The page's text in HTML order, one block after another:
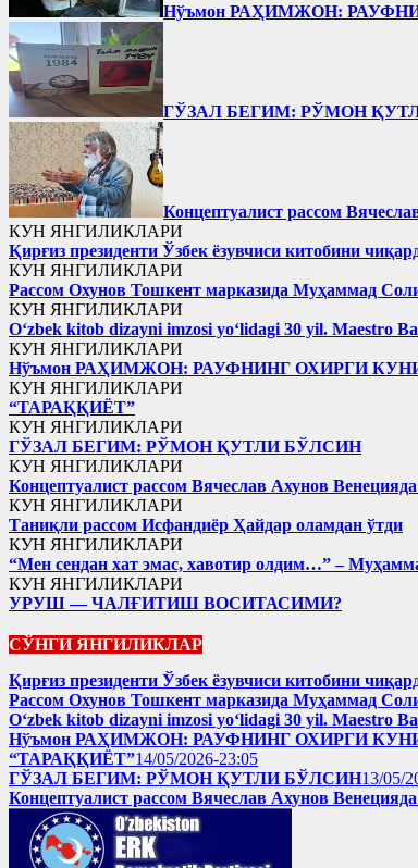
Нўъмон РАҲИМЖОН:
ГЎЗАЛ БЕГИМ: РЎМОН
Концептуалист рассом
КУН ЯНГИЛИКЛАРИ
Қирғиз президенти Ўзбек ёзувчиси китобини
КУН ЯНГИЛИКЛАРИ
Рассом Охунов Тошкент марказида Муҳаммад
КУН ЯНГИЛИКЛАРИ
Oʻzbek kitob dizayni imzosi yoʻlidagi 30 yil. Maestro
КУН ЯНГИЛИКЛАРИ
Нўъмон РАҲИМЖОН: РАУФНИНГ ОХИРГИ
КУН ЯНГИЛИКЛАРИ
“ТАРАҚҚИЁТ”
КУН ЯНГИЛИКЛАРИ
ГЎЗАЛ БЕГИМ: РЎМОН ҚУТЛИ БЎЛСИН
КУН ЯНГИЛИКЛАРИ
Концептуалист рассом Вячеслав Ахунов
КУН ЯНГИЛИКЛАРИ
Таниқли рассом Исфандиёр Ҳайдар оламдан ўтди
КУН ЯНГИЛИКЛАРИ
“Мен сендан хат эмас, хавотир олдим…” –
КУН ЯНГИЛИКЛАРИ
УРУШ — ЧАЛҒИТИШ ВОСИТАСИМИ?
СЎНГИ ЯНГИЛИКЛАР
Қирғиз президенти Ўзбек ёзувчиси китобини
Рассом Охунов Тошкент марказида Муҳаммад
Oʻzbek kitob dizayni imzosi yoʻlidagi 30 yil. Maestro
Нўъмон РАҲИМЖОН: РАУФНИНГ ОХИРГИ
“ТАРАҚҚИЁТ”14/05/2026-23:05
ГЎЗАЛ БЕГИМ: РЎМОН ҚУТЛИ БЎЛСИН13/05/
Концептуалист рассом Вячеслав Ахунов